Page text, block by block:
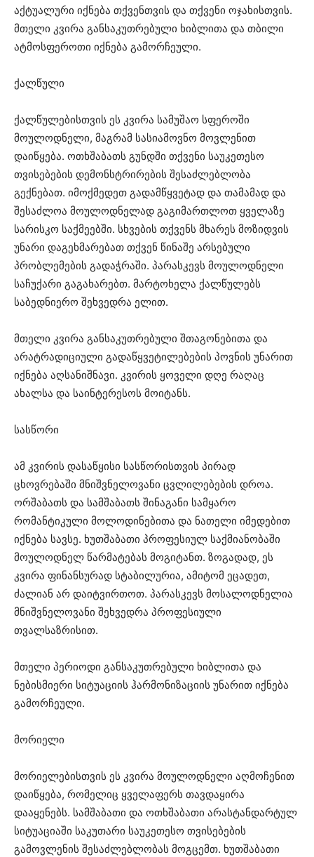
აქტუალური იქნება თქვენთვის და თქვენი ოჯახისთვის.
მთელი კვირა განსაკუთრებული ხიბლითა და თბილი
ატმოსფეროთი იქნება გამორჩეული.
ქალწული
ქალწულებისთვის ეს კვირა სამუშაო სფეროში
მოულოდნელი, მაგრამ სასიამოვნო მოვლენით
დაიწყება. ოთხშაბათს გუნდში თქვენი საუკეთესო
თვისებების დემონსტრირების შესაძლებლობა
გექნებათ. იმოქმედეთ გადამწყვეტად და თამამად და
შესაძლოა მოულოდნელად გაგიმართლოთ ყველაზე
სარისკო საქმეებში. სხვების თქვენს მხარეს მოზიდვის
უნარი დაგეხმარებათ თქვენ წინაშე არსებული
პრობლემების გადაჭრაში. პარასკევს მოულოდნელი
საჩუქარი გაგახარებთ. მარტოხელა ქალწულებს
საბედნიერო შეხვედრა ელით.
მთელი კვირა განსაკუთრებული შთაგონებითა და
არატრადიციული გადაწყვეტილებების პოვნის უნარით
იქნება აღსანიშნავი. კვირის ყოველი დღე რაღაც
ახალსა და საინტერესოს მოიტანს.
სასწორი
ამ კვირის დასაწყისი სასწორისთვის პირად
ცხოვრებაში მნიშვნელოვანი ცვლილებების დროა.
ორშაბათს და სამშაბათს შინაგანი სამყარო
რომანტიკული მოლოდინებითა და ნათელი იმედებით
იქნება სავსე. ხუთშაბათი პროფესიულ საქმიანობაში
მოულოდნელ წარმატებას მოგიტანთ. ზოგადად, ეს
კვირა ფინანსურად სტაბილურია, ამიტომ ეცადეთ,
ძალიან არ დაიტვირთოთ. პარასკევს მოსალოდნელია
მნიშვნელოვანი შეხვედრა პროფესიული
თვალსაზრისით.
მთელი პერიოდი განსაკუთრებული ხიბლითა და
ნებისმიერი სიტუაციის ჰარმონიზაციის უნარით იქნება
გამორჩეული.
მორიელი
მორიელებისთვის ეს კვირა მოულოდნელი აღმოჩენით
დაიწყება, რომელიც ყველაფერს თავდაყირა
დააყენებს. სამშაბათი და ოთხშაბათი არასტანდარტულ
სიტუაციაში საკუთარი საუკეთესო თვისებების
გამოვლენის შესაძლებლობას მოგცემთ. ხუთშაბათი